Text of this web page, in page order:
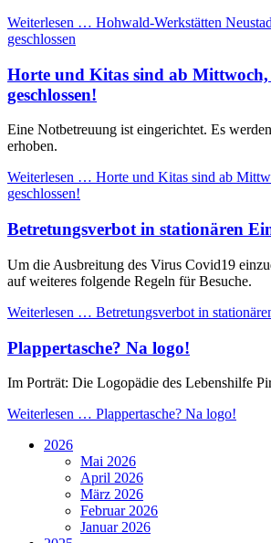
Weiterlesen … Hohwald-Werkstätten
geschlossen
Horte und Kitas sind ab Mittwoch,
geschlossen!
Eine Notbetreuung ist eingerichtet. Es
erhoben.
Weiterlesen … Horte und Kitas sind ab
geschlossen!
Betretungsverbot in stationären
Um die Ausbreitung des Virus Covid19
auf weiteres folgende Regeln für Besuche.
Weiterlesen … Betretungsverbot in
Plappertasche? Na logo!
Im Porträt: Die Logopädie des Lebenshilfe
Weiterlesen … Plappertasche? Na logo!
2026
Mai 2026
April 2026
März 2026
Februar 2026
Januar 2026